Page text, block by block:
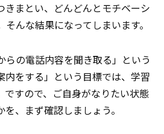
きまとい、どんどんとモチベーシ
んな結果になってしまいます。
らの電話内容を聞き取る」という
内をする」という目標では、学習
ですので、ご自身がなりたい状態
、まず確認しましょう。